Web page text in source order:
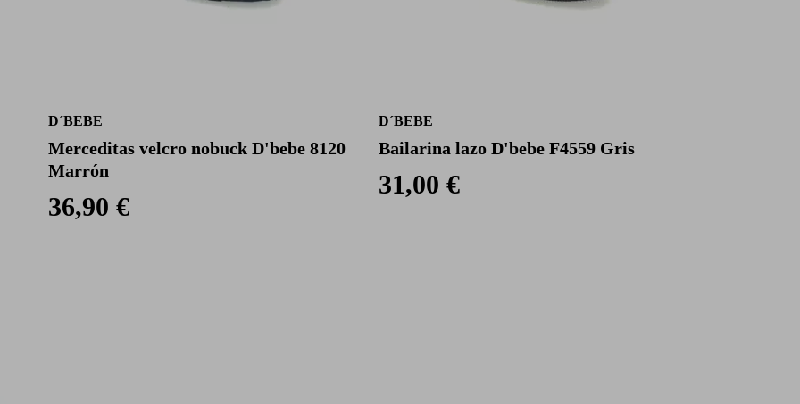
D´BEBE
Merceditas velcro nobuck D'bebe 8120
Marrón
36,90 €
D´BEBE
Bailarina lazo D'bebe F4559 Gris
31,00 €